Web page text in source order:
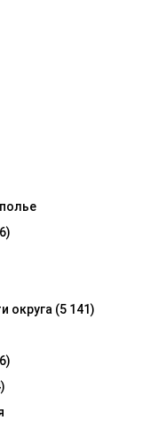
округа (5 141)